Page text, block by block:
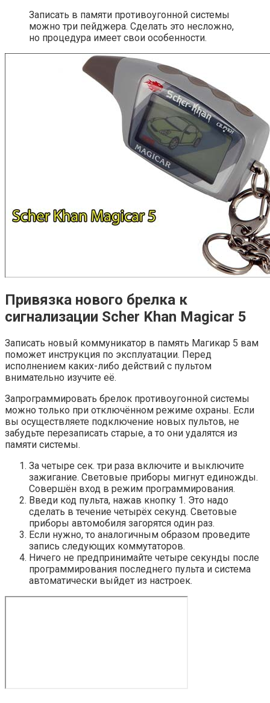
Записать в памяти противоугонной системы
можно три пейджера. Сделать это несложно,
но процедура имеет свои особенности.
Привязка нового брелка к
сигнализации Scher Khan Magicar 5
Записать новый коммуникатор в память Магикар 5 вам
поможет инструкция по эксплуатации. Перед
исполнением каких-либо действий с пультом
внимательно изучите её.
Запрограммировать брелок противоугонной системы
можно только при отключённом режиме охраны. Если
вы осуществляете подключение новых пультов, не
забудьте перезаписать старые, а то они удалятся из
памяти системы.
За четыре сек. три раза включите и выключите
зажигание. Световые приборы мигнут единожды.
Совершён вход в режим программирования.
Введи код пульта, нажав кнопку 1. Это надо
сделать в течение четырёх секунд. Световые
приборы автомобиля загорятся один раз.
Если нужно, то аналогичным образом проведите
запись следующих коммутаторов.
Ничего не предпринимайте четыре секунды после
программирования последнего пульта и система
автоматически выйдет из настроек.